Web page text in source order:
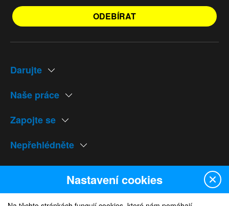
ODEBÍRAT
Darujte
Naše práce
Zapojte se
Nepřehlédněte
Naše weby
Nastavení cookies